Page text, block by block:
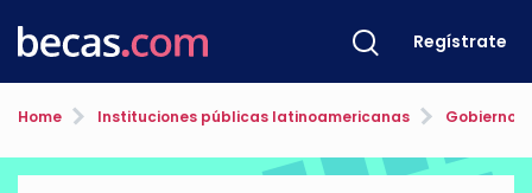
Regístrate
Home Instituciones públicas latinoamericanas Gobierno